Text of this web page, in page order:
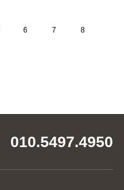
6 7 8
010.5497.4950